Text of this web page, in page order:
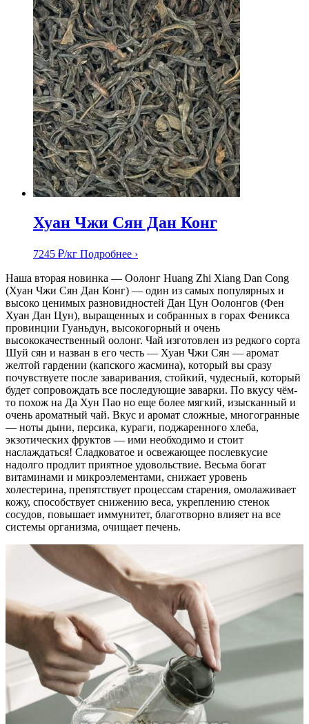
Хуан Чжи Сян Дан Конг
7245 ₽/кг Подробнее ›
Наша вторая новинка — Оолонг Huang Zhi Xiang Dan Cong
(Хуан Чжи Сян Дан Конг) — один из самых популярных и
высоко ценимых разновидностей Дан Цун Оолонгов (Фен
Хуан Дан Цун), выращенных и собранных в горах Феникса
провинции Гуаньдун, высокогорный и очень
высококачественный оолонг. Чай изготовлен из редкого сорта
Шуй сян и назван в его честь — Хуан Чжи Сян — аромат
желтой гардении (капского жасмина), который вы сразу
почувствуете после заваривания, стойкий, чудесный, который
будет сопровождать все последующие заварки. По вкусу чём-
то похож на Да Хун Пао но еще более мягкий, изысканный и
очень ароматный чай. Вкус и аромат сложные, многогранные
— ноты дыни, персика, кураги, поджаренного хлеба,
экзотических фруктов — ими необходимо и стоит
наслаждаться! Сладковатое и освежающее послевкусие
надолго продлит приятное удовольствие. Весьма богат
витаминами и микроэлементами, снижает уровень
холестерина, препятствует процессам старения, омолаживает
кожу, способствует снижению веса, укреплению стенок
сосудов, повышает иммунитет, благотворно влияет на все
системы организма, очищает печень.